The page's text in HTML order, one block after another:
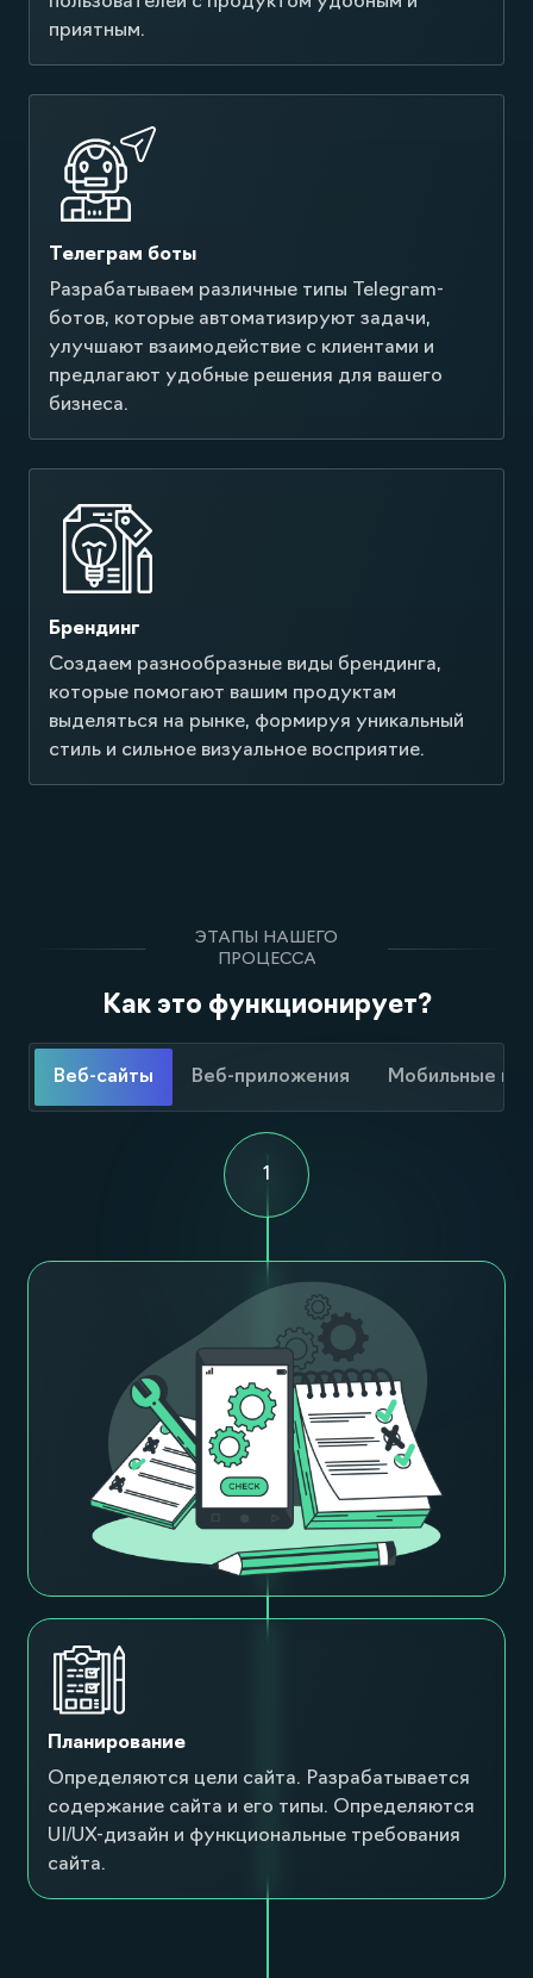
приятным.
Телеграм боты
Разрабатываем различные типы Telegram-
ботов, которые автоматизируют задачи,
улучшают взаимодействие с клиентами и
предлагают удобные решения для вашего
бизнеса.
Брендинг
Создаем разнообразные виды брендинга,
которые помогают вашим продуктам
выделяться на рынке, формируя уникальный
стиль и сильное визуальное восприятие.
ЭТАПЫ НАШЕГО
ПРОЦЕССА
Как это функционирует?
Веб-сайты Веб-приложения Мобильные
1
Планирование
Определяются цели сайта. Разрабатывается
содержание сайта и его типы. Определяются
UI/UX-дизайн и функциональные требования
сайта.